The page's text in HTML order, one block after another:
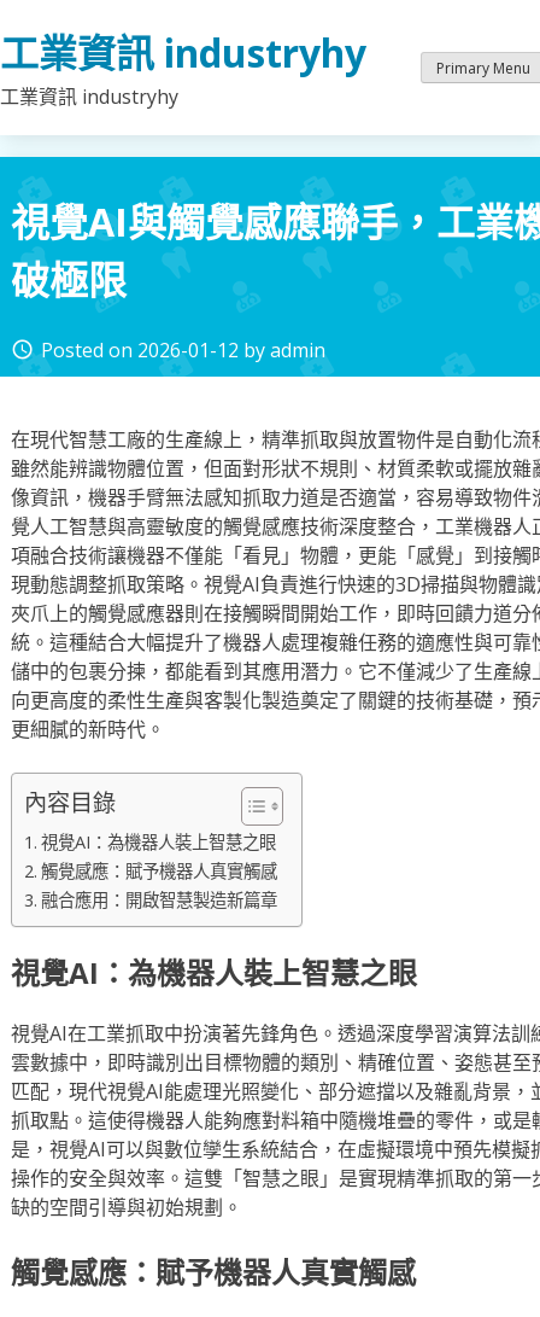
to
content
工業資訊 industryhy
工業資訊 industryhy
Primary Menu
視覺AI與觸覺感應聯手，工業
破極限
access_time Posted on 2026-01-12 byadmin
在現代智慧工廠的生產線上，精準抓取與放置物件是自動化
雖然能辨識物體位置，但面對形狀不規則、材質柔軟或擺放
像資訊，機器手臂無法感知抓取力道是否適當，容易導致物
覺人工智慧與高靈敏度的觸覺感應技術深度整合，工業機器
項融合技術讓機器不僅能「看見」物體，更能「感覺」到接
現動態調整抓取策略。視覺AI負責進行快速的3D掃描與物體
夾爪上的觸覺感應器則在接觸瞬間開始工作，即時回饋力道
統。這種結合大幅提升了機器人處理複雜任務的適應性與可
儲中的包裹分揀，都能看到其應用潛力。它不僅減少了生產
向更高度的柔性生產與客製化製造奠定了關鍵的技術基礎，
更細膩的新時代。
內容目錄
視覺AI：為機器人裝上智慧之眼
觸覺感應：賦予機器人真實觸感
融合應用：開啟智慧製造新篇章
視覺AI：為機器人裝上智慧之眼
視覺AI在工業抓取中扮演著先鋒角色。透過深度學習演算法
雲數據中，即時識別出目標物體的類別、精確位置、姿態甚
匹配，現代視覺AI能處理光照變化、部分遮擋以及雜亂背景
抓取點。這使得機器人能夠應對料箱中隨機堆疊的零件，或
是，視覺AI可以與數位孿生系統結合，在虛擬環境中預先模
操作的安全與效率。這雙「智慧之眼」是實現精準抓取的第
缺的空間引導與初始規劃。
觸覺感應：賦予機器人真實觸感